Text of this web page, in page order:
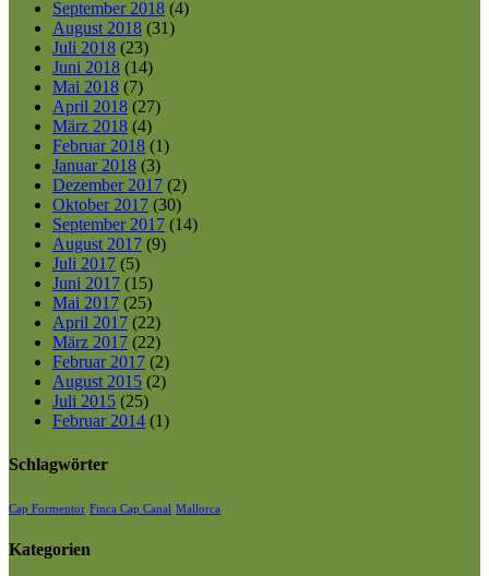
September 2018 (4)
August 2018 (31)
Juli 2018 (23)
Juni 2018 (14)
Mai 2018 (7)
April 2018 (27)
März 2018 (4)
Februar 2018 (1)
Januar 2018 (3)
Dezember 2017 (2)
Oktober 2017 (30)
September 2017 (14)
August 2017 (9)
Juli 2017 (5)
Juni 2017 (15)
Mai 2017 (25)
April 2017 (22)
März 2017 (22)
Februar 2017 (2)
August 2015 (2)
Juli 2015 (25)
Februar 2014 (1)
Schlagwörter
Cap Formentor Finca Cap Canal Mallorca
Kategorien